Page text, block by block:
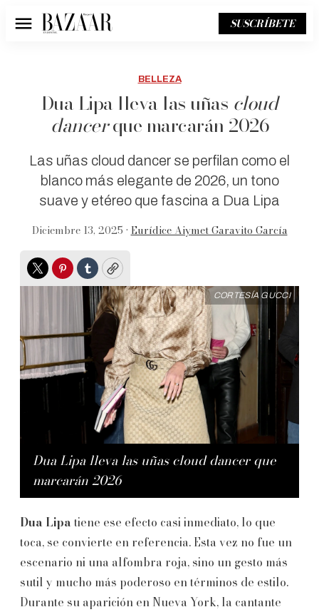
Menú SUSCRÍBETE
BELLEZA
Dua Lipa lleva las uñas cloud
dancerque marcarán 2026
Las uñas cloud dancer se perfilan como el
blanco más elegante de 2026, un tono
suave y etéreo que fascina a Dua Lipa
Diciembre 13, 2025 • Eurídice Aiymet Garavito García
TwitterPinterest
TumblrCopy
Dua Lipa lleva las uñascloud dancerque
marcarán 2026
CORTESÍA GUCCI
Dua Lipatiene ese efecto casi inmediato, lo que
toca, se convierte en referencia. Esta vez no fue un
escenario ni una alfombra roja, sino un gesto más
sutil y mucho más poderoso en términos de estilo.
Durante su aparición en Nueva York, la cantante